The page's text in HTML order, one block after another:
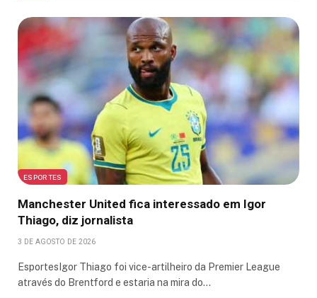
ESPORTES
Manchester United fica interessado em Igor
Thiago, diz jornalista
3 DE AGOSTO DE 2026
EsportesIgor Thiago foi vice-artilheiro da Premier League
através do Brentford e estaria na mira do…